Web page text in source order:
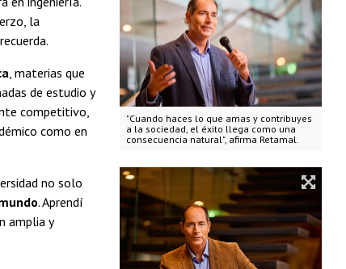
"Cuando haces lo que amas y contribuyes
a la sociedad, el éxito llega como una
consecuencia natural", afirma Retamal.
la
, materias que
de estudio y
competitivo,
como en
no solo
. Aprendí
amplia y